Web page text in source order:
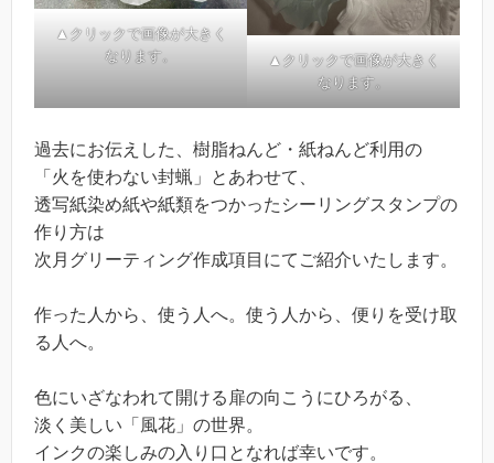
▲クリックで画像が大きく
なります。
▲クリックで画像が大きく
なります。
過去にお伝えした、樹脂ねんど・紙ねんど利用の
「火を使わない封蝋」とあわせて、
透写紙染め紙や紙類をつかったシーリングスタンプの
作り方は
次月グリーティング作成項目にてご紹介いたします。
作った人から、使う人へ。使う人から、便りを受け取
る人へ。
色にいざなわれて開ける扉の向こうにひろがる、
淡く美しい「風花」の世界。
インクの楽しみの入り口となれば幸いです。